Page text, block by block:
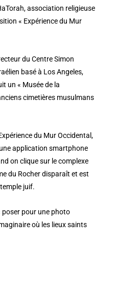
association religieuse
« Expérience du Mur
du Centre Simon
basé à Los Angeles,
un « Musée de la
cimetières musulmans
du Mur Occidental,
application smartphone
on clique sur le complexe
du Rocher disparaît et est
juif.
poser pour une photo
où les lieux saints